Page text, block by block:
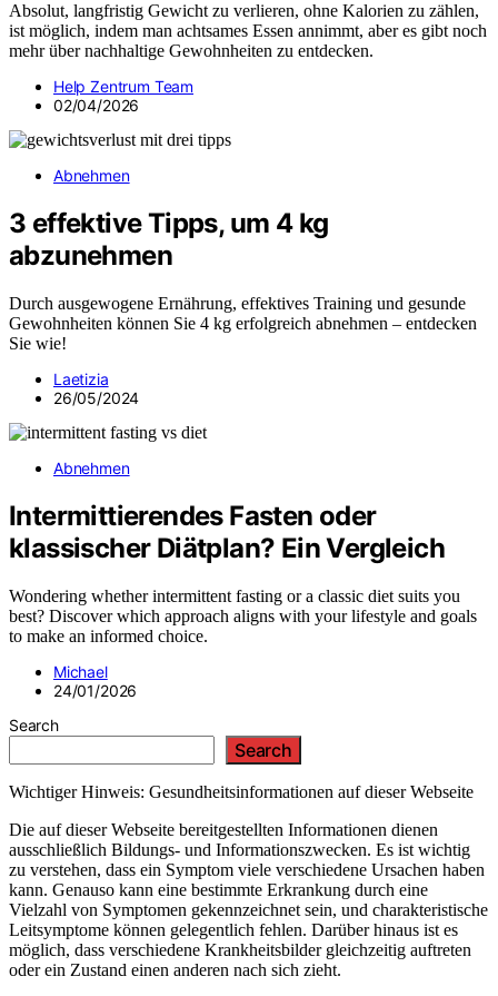
Absolut, langfristig Gewicht zu verlieren, ohne Kalorien zu zählen,
ist möglich, indem man achtsames Essen annimmt, aber es gibt noch
mehr über nachhaltige Gewohnheiten zu entdecken.
Help Zentrum Team
02/04/2026
Abnehmen
3 effektive Tipps, um 4 kg
abzunehmen
Durch ausgewogene Ernährung, effektives Training und gesunde
Gewohnheiten können Sie 4 kg erfolgreich abnehmen – entdecken
Sie wie!
Laetizia
26/05/2024
Abnehmen
Intermittierendes Fasten oder
klassischer Diätplan? Ein Vergleich
Wondering whether intermittent fasting or a classic diet suits you
best? Discover which approach aligns with your lifestyle and goals
to make an informed choice.
Michael
24/01/2026
Search
Search
Wichtiger Hinweis: Gesundheitsinformationen auf dieser Webseite
Die auf dieser Webseite bereitgestellten Informationen dienen
ausschließlich Bildungs- und Informationszwecken. Es ist wichtig
zu verstehen, dass ein Symptom viele verschiedene Ursachen haben
kann. Genauso kann eine bestimmte Erkrankung durch eine
Vielzahl von Symptomen gekennzeichnet sein, und charakteristische
Leitsymptome können gelegentlich fehlen. Darüber hinaus ist es
möglich, dass verschiedene Krankheitsbilder gleichzeitig auftreten
oder ein Zustand einen anderen nach sich zieht.